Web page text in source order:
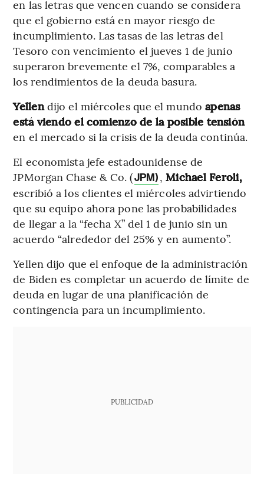
en las letras que vencen cuando se considera
que el gobierno está en mayor riesgo de
incumplimiento. Las tasas de las letras del
Tesoro con vencimiento el jueves 1 de junio
superaron brevemente el 7%, comparables a
los rendimientos de la deuda basura.
Yellendijo el miércoles que el mundoapenas
está viendo el comienzo de la posible tensión
en el mercado si la crisis de la deuda continúa.
El economista jefe estadounidense de
JPMorgan Chase & Co. (JPM),Michael Feroli,
escribió a los clientes el miércoles advirtiendo
que su equipo ahora pone las probabilidades
de llegar a la “fecha X” del 1 de junio sin un
acuerdo “alrededor del 25% y en aumento”.
Yellen dijo que el enfoque de la administración
de Biden es completar un acuerdo de límite de
deuda en lugar de una planificación de
contingencia para un incumplimiento.
PUBLICIDAD